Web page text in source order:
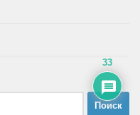
33